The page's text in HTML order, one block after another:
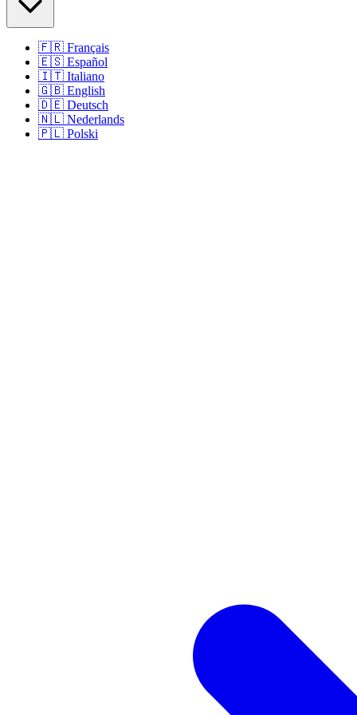
🇫🇷 Français
🇪🇸 Español
🇮🇹 Italiano
🇬🇧 English
🇩🇪 Deutsch
🇳🇱 Nederlands
🇵🇱 Polski